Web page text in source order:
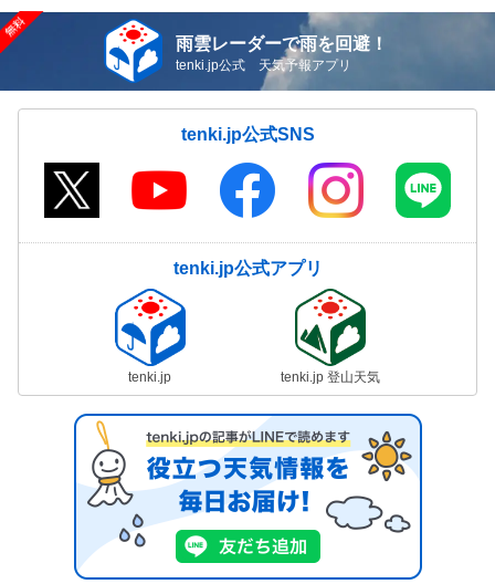
雨雲レーダーで雨を回避！
tenki.jp公式 天気予報アプリ
tenki.jp公式SNS
tenki.jp公式アプリ
tenki.jp tenki.jp 登山天気